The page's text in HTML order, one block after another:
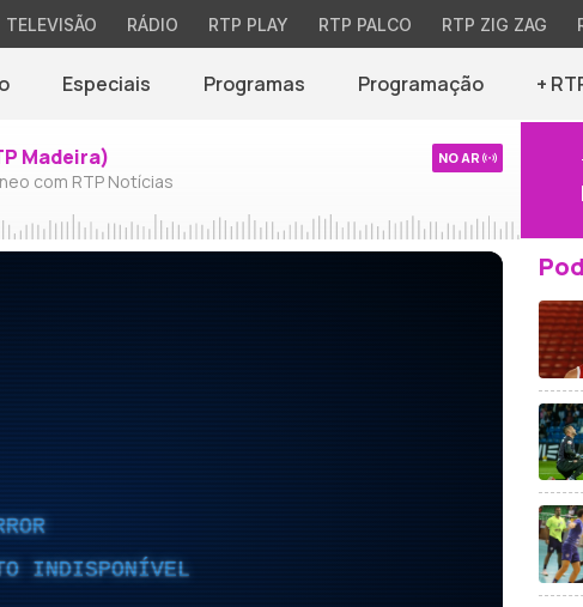
TELEVISÃO RÁDIO RTP PLAY RTP PALCO RTP ZIG ZAG
Especiais Programas Programação +
Madeira)
com RTP Notícias
NO AR
INDISPONÍVEL